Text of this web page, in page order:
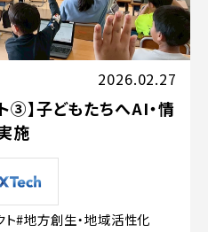
2026.02.27
③】子どもたちへAI・情
施
ト#地方創生・地域活性化